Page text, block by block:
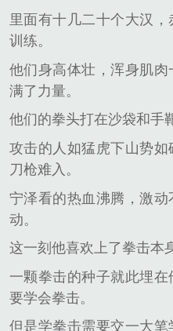
里面有十几二十个大汉
训练。
他们身高体壮，浑身肌
满了力量。
他们的拳头打在沙袋和手
攻击的人如猛虎下山势
刀枪难入。
宁泽看的热血沸腾，激
动。
这一刻他喜欢上了拳击本
一颗拳击的种子就此埋
要学会拳击。
但是学拳击需要交一大